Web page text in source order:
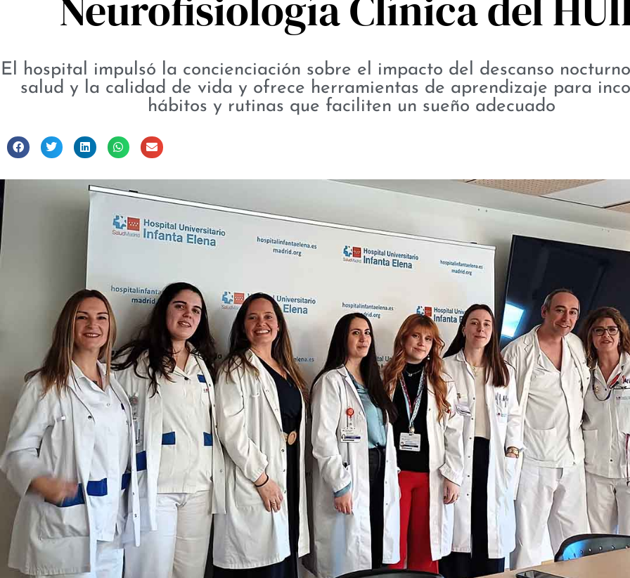
El hospital impulsó la concienciación sobre el impacto del descanso
salud y la calidad de vida y ofrece herramientas de aprendizaje para
hábitos y rutinas que faciliten un sueño adecuado